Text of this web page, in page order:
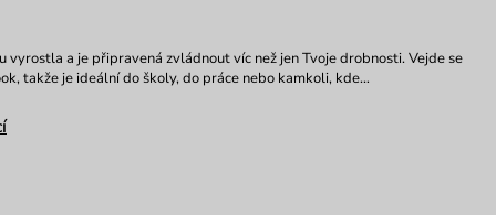
vyrostla a je připravená zvládnout víc než jen Tvoje drobnosti. Vejde se
takže je ideální do školy, do práce nebo kamkoli, kde…